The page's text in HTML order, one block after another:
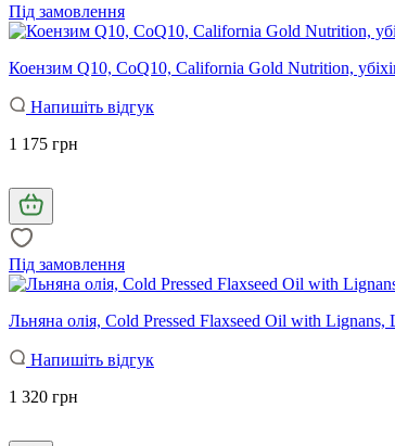
Під замовлення
Коензим Q10, CoQ10, California Gold Nutrition,
Напишіть відгук
1 175 грн
Під замовлення
Льняна олія, Cold Pressed Flaxseed Oil with Lignans,
Напишіть відгук
1 320 грн